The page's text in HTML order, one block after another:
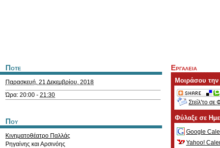
Ποτε
Παρασκευή, 21 Δεκεμβρίου, 2018
Ώρα: 20:00 - 21:30
Που
Κινηματοθέατρο Παλλάς
Ρηγαίνης και Αρσινόης
Εργαλεια
Μοιράσου
Στείλ'το σε
Φύλαξε σε
Google
Yahoo!